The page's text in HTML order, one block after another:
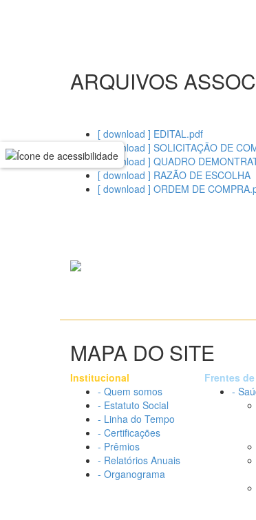
ARQUIVOS
[ download ] EDITAL.pdf
[ download ] SOLICITAÇÃO DE
[ download ] QUADRO
[ download ] RAZÃO DE ESCOLHA
[ download ] ORDEM DE
MAPA DO SITE
Institucional
- Quem somos
- Estatuto Social
- Linha do Tempo
- Certificações
- Prêmios
- Relatórios Anuais
- Organograma
Frentes
-